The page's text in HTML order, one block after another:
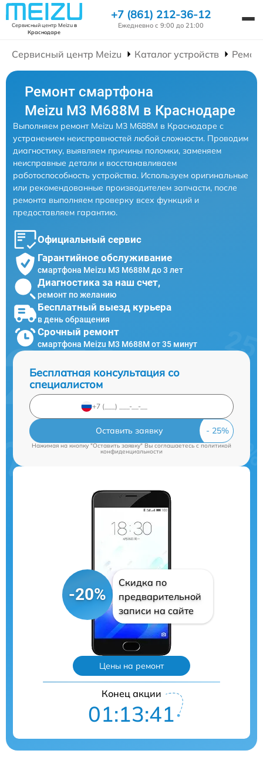
Сервисный центр Meizuв
Краснодаре
+7 (861) 212-36-12
Ежедневно с 9:00 до 21:00
Сервисный центр Meizu Каталог устройств
Ремонт смартфона
Meizu M3 M688M в Краснодаре
Выполняем ремонт Meizu M3 M688M в Краснодаре с
устранением неисправностей любой сложности. Проводим
диагностику, выявляем причины поломки, заменяем
неисправные детали и восстанавливаем
работоспособность устройства. Используем оригинальные
или рекомендованные производителем запчасти, после
ремонта выполняем проверку всех функций и
предоставляем гарантию.
Официальный сервис
Гарантийное обслуживание
смартфона Meizu M3 M688M до 3 лет
Диагностика за наш счет,
ремонт по желанию
Бесплатный выезд курьера
в день обращения
Срочный ремонт
смартфона Meizu M3 M688M от 35 минут
Бесплатная консультация со
специалистом
Оставить заявку
Нажимая на кнопку "Оставить заявку" Вы соглашаетесь cполитикой
конфиденциальности
-20%
Скидка по
предварительной
записи на сайте
Цены на ремонт
Конец акции
01:13:40